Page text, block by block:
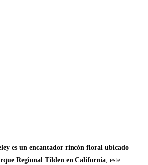
es un encantador rincón floral ubicado
Regional Tilden en California, este